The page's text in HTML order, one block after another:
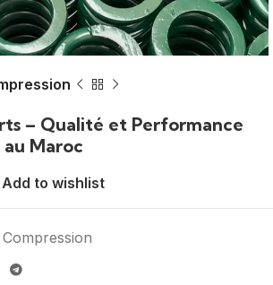
– Qualité et Performance
Maroc
Add to wishlist